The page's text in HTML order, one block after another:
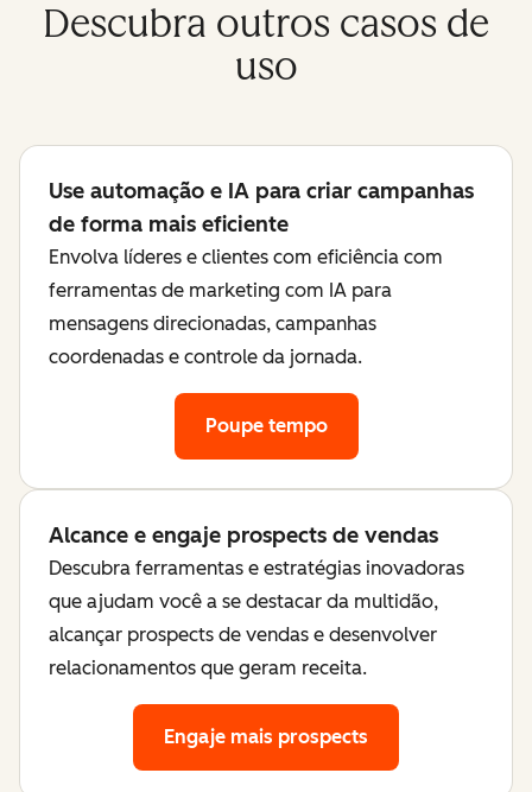
Descubra outros casos de
uso
Use automação e IA para criar campanhas
de forma mais eficiente
Envolva líderes e clientes com eficiência com
ferramentas de marketing com IA para
mensagens direcionadas, campanhas
coordenadas e controle da jornada.
Poupe tempo
Alcance e engaje prospects de vendas
Descubra ferramentas e estratégias inovadoras
que ajudam você a se destacar da multidão,
alcançar prospects de vendas e desenvolver
relacionamentos que geram receita.
Engaje mais prospects